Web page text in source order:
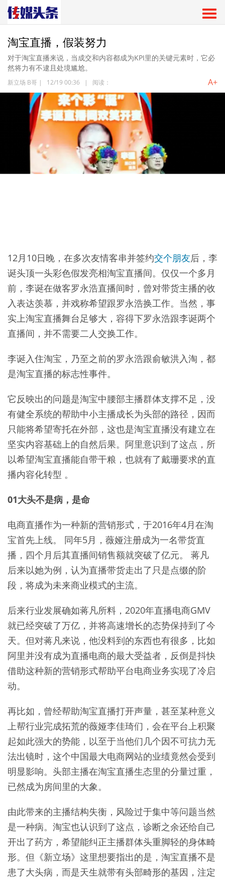
淘宝直播，假装努力
对于淘宝直播来说，当成交和内容都成为KPI里的关键元素时，它必
然将力有不逮且处境尴尬。
新立场 B哥 | 12/19 00:36 | 阅读： A+
12月10日晚，在多次友情客串并签约交个朋友后，李
诞头顶一头彩色假发亮相淘宝直播间。仅仅一个多月
前，李诞在做客罗永浩直播间时，曾对带货主播的收
入表达羡慕，并戏称希望跟罗永浩换工作。当然，事
实上淘宝直播舞台足够大，容得下罗永浩跟李诞两个
直播间，并不需要二人交换工作。
李诞入住淘宝，乃至之前的罗永浩跟俞敏洪入淘，都
是淘宝直播的标志性事件。
它反映出的问题是淘宝中腰部主播群体支撑不足，没
有健全系统的帮助中小主播成长为头部的路径，因而
只能将希望寄托在外部，这也是淘宝直播没有建立在
坚实内容基础上的自然后果。阿里意识到了这点，所
以希望淘宝直播能自带干粮，也就有了戴珊要求的直
播内容化转型 。
01大头不是病，是命
电商直播作为一种新的营销形式，于2016年4月在淘
宝首先上线。 同年5月，薇娅注册成为一名带货直
播，四个月后其直播间销售额就突破了亿元。 蒋凡
后来以她为例，认为直播带货走出了只是点缀的阶
段，将成为未来商业模式的主流。
后来行业发展确如蒋凡所料，2020年直播电商GMV
就已经突破了万亿，并将高速增长的态势保持到了今
天。但对蒋凡来说，他没料到的东西也有很多，比如
阿里并没有成为直播电商的最大受益者，反倒是抖快
借助这种新的营销形式帮助平台电商业务实现了冷启
动。
再比如，曾经帮助淘宝直播打开声量，甚至某种意义
上帮行业完成拓荒的薇娅李佳琦们，会在平台上积聚
起如此强大的势能，以至于当他们几个因不可抗力无
法出镜时，这个中国最大电商网站的业绩竟然会受到
明显影响。头部主播在淘宝直播生态里的分量过重，
已然成为房间里的大象。
由此带来的主播结构失衡，风险过于集中等问题当然
是一种病。淘宝也认识到了这点，诊断之余还给自己
开出了药方，希望能纠正主播群体头重脚轻的身体畸
形。但《新立场》这里想要指出的是，淘宝直播不是
患了大头病，而是天生就带有头部畸形的基因，注定